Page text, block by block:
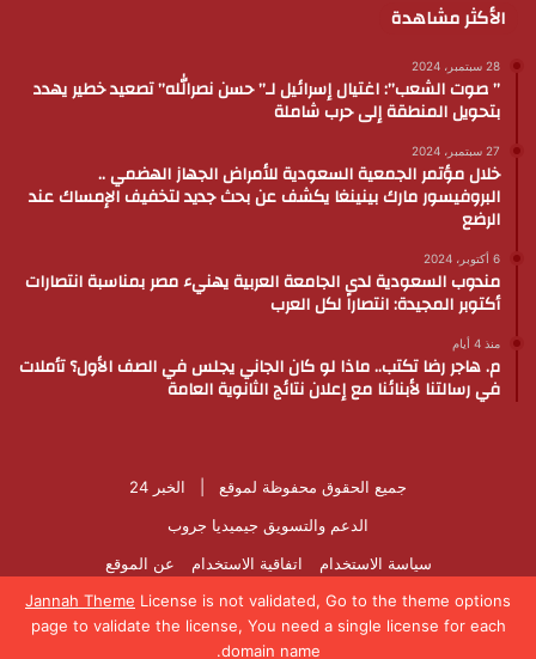
Jannah Theme License is not validated, Go to the theme options
page to validate the license, You need a single license for each
domain name.
الأكثر مشاهدة
28 سبتمبر، 2024
” صوت الشعب”: اغتيال إسرائيل لـ” حسن نصرالله” تصعيد خطير يهدد
بتحويل المنطقة إلى حرب شاملة
27 سبتمبر، 2024
خلال مؤتمر الجمعية السعودية للأمراض الجهاز الهضمي ..
البروفيسور مارك بينينغا يكشف عن بحث جديد لتخفيف الإمساك عند
الرضع
6 أكتوبر، 2024
مندوب السعودية لدى الجامعة العربية يهنيء مصر بمناسبة انتصارات
أكتوبر المجيدة: انتصاراً لكل العرب
منذ 4 أيام
م. هاجر رضا تكتب.. ماذا لو كان الجاني يجلس في الصف الأول؟ تأملات
في رسالتنا لأبنائنا مع إعلان نتائج الثانوية العامة
جميع الحقوق محفوظة لموقع | الخبر 24
الدعم والتسويق جيميديا جروب
سياسة الاستخدام
اتفاقية الاستخدام عن الموقع
فيسبوك
‫X
‫YouTubeانستقرام